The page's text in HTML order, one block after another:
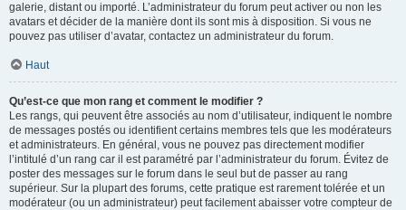
galerie, distant ou importé. L’administrateur du forum peut activer ou non les
avatars et décider de la manière dont ils sont mis à disposition. Si vous ne
pouvez pas utiliser d’avatar, contactez un administrateur du forum.
Haut
Qu’est-ce que mon rang et comment le modifier ?
Les rangs, qui peuvent être associés au nom d’utilisateur, indiquent le nombre
de messages postés ou identifient certains membres tels que les modérateurs
et administrateurs. En général, vous ne pouvez pas directement modifier
l’intitulé d’un rang car il est paramétré par l’administrateur du forum. Évitez de
poster des messages sur le forum dans le seul but de passer au rang
supérieur. Sur la plupart des forums, cette pratique est rarement tolérée et un
modérateur (ou un administrateur) peut facilement abaisser votre compteur de